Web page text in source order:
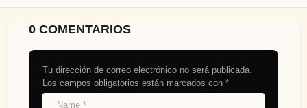
0 COMENTARIOS
Tu dirección de correo electrónico no será publicada.
Los campos obligatorios están marcados con *